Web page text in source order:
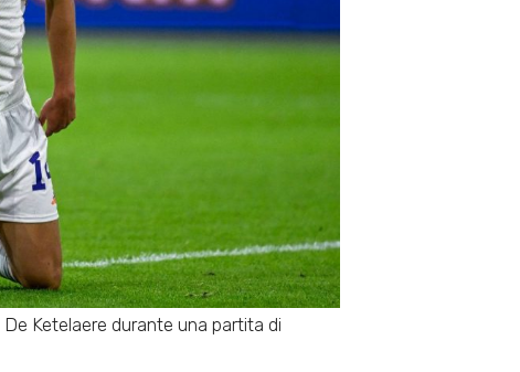
Ketelaere durante una partita di